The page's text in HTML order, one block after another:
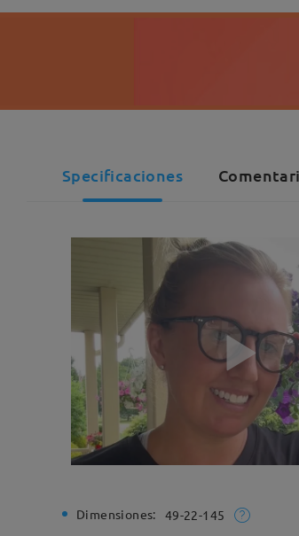
Specificaciones
Dimensiones: 49-22-145